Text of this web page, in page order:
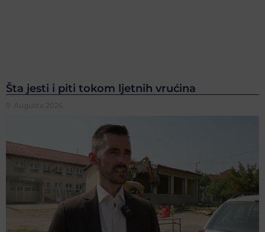
Šta jesti i piti tokom ljetnih vrućina
9. Augusta 2026.